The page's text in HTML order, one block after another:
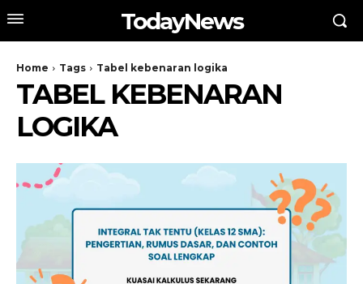
TodayNews
Home Tags Tabel kebenaran logika
TABEL KEBENARAN
LOGIKA